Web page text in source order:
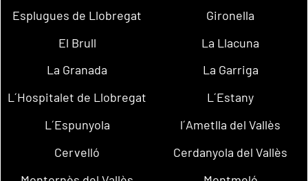
Esplugues de Llobregat
Gironella
El Brull
La Llacuna
La Granada
La Garriga
L´Hospitalet de Llobregat
L´Estany
L´Espunyola
l´Ametlla del Vallès
Cervelló
Cerdanyola del Vallès